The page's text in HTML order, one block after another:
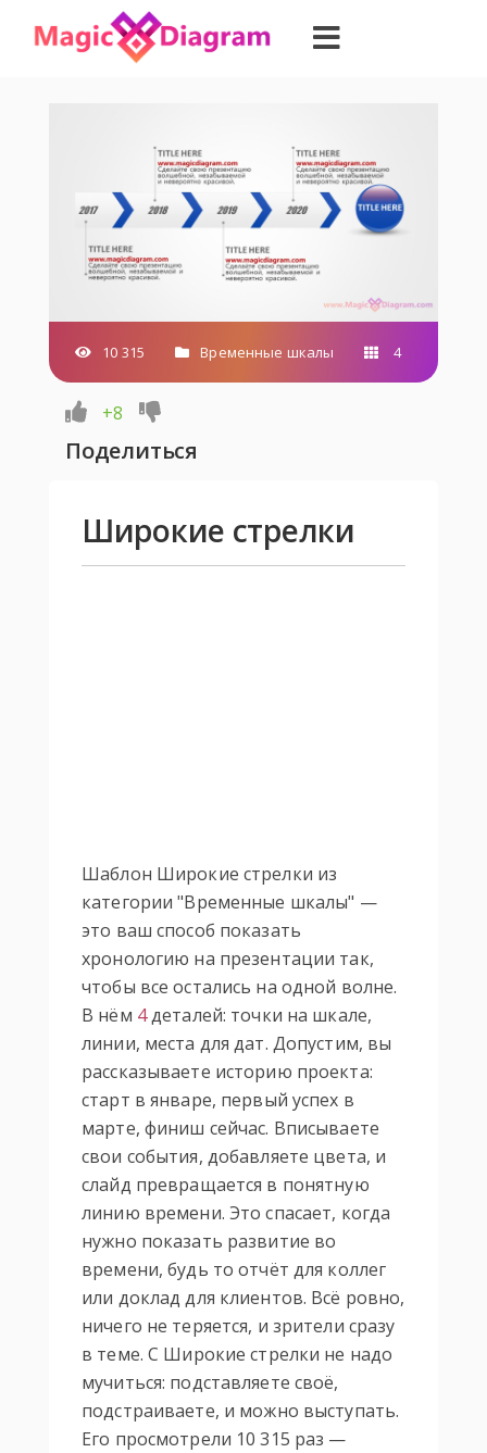
10 315 Временные шкалы 4
+8
Поделиться
Широкие стрелки
Шаблон Широкие стрелки из
категории "Временные шкалы" —
это ваш способ показать
хронологию на презентации так,
чтобы все остались на одной волне.
В нём 4деталей: точки на шкале,
линии, места для дат. Допустим, вы
рассказываете историю проекта:
старт в январе, первый успех в
марте, финиш сейчас. Вписываете
свои события, добавляете цвета, и
слайд превращается в понятную
линию времени. Это спасает, когда
нужно показать развитие во
времени, будь то отчёт для коллег
или доклад для клиентов. Всё ровно,
ничего не теряется, и зрители сразу
в теме. С Широкие стрелки не надо
мучиться: подставляете своё,
подстраиваете, и можно выступать.
Его просмотрели 10 315 раз —